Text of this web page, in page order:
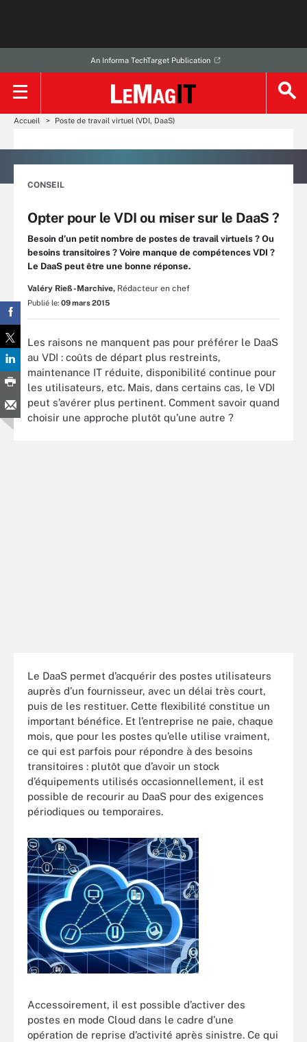
An Informa TechTarget Publication
Accueil Poste de travail virtuel (VDI, DaaS)
CONSEIL
Opter pour le VDI ou miser sur le DaaS ?
Besoin d’un petit nombre de postes de travail virtuels ? Ou
besoins transitoires ? Voire manque de compétences VDI ?
Le DaaS peut être une bonne réponse.
Valéry Rieß-Marchive, Rédacteur en chef
Publié le: 09 mars 2015
Les raisons ne manquent pas pour préférer le DaaS
au VDI : coûts de départ plus restreints,
maintenance IT réduite, disponibilité continue pour
les utilisateurs, etc. Mais, dans certains cas, le VDI
peut s’avérer plus pertinent. Comment savoir quand
choisir une approche plutôt qu’une autre ?
Le DaaS permet d’acquérir des postes utilisateurs
auprès d’un fournisseur, avec un délai très court,
puis de les restituer. Cette flexibilité constitue un
important bénéfice. Et l’entreprise ne paie, chaque
mois, que pour les postes qu’elle utilise vraiment,
ce qui est parfois pour répondre à des besoins
transitoires : plutôt que d’avoir un stock
d’équipements utilisés occasionnellement, il est
possible de recourir au DaaS pour des exigences
périodiques ou temporaires.
Accessoirement, il est possible d’activer des
postes en mode Cloud dans le cadre d’une
opération de reprise d’activité après sinistre. Ce qui